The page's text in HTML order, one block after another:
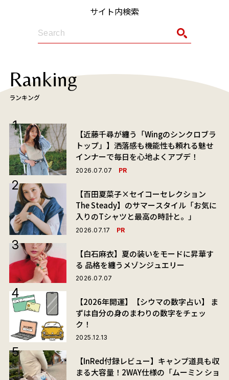
サイト内検索
Ranking
ランキング
【近藤千尋が纏う「Wingのシンクロブラ
トップ」】洒落感も機能性も頼れる魅せ
インナーで毎日を心地よくアプデ！
2026.07.07 PR
【百田夏菜子×セイコーセレクション
The Steady】のサマースタイル「お気に
入りのTシャツと最高の時計と。」
2026.07.17 PR
【白石麻衣】夏の装いをモードに昇華す
る 品格を纏うメゾンジュエリー
2026.07.07
【2026年開運】【シウマの数字占い】 ま
ずは自分の身のまわりの数字をチェッ
ク！
2025.12.13
【InRed付録レビュー】キャンプ道具も収
まる大容量！2WAY仕様の「ムーミン ショ